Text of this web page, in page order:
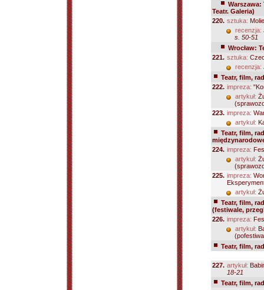
Warszawa:
Teatr. Galeria)
220. sztuka:
recenzja:
s. 50-51
Wrocław:
221. sztuka:
recenzja:
Teatr, film,
222. impreza:
artykuł:
223. impreza:
artykuł:
Teatr, film,
224. impreza:
artykuł:
225. impreza:
artykuł:
Teatr, film,
(festiwale,
226. impreza:
artykuł:
Teatr, film,
227. artykuł:
18-21
Teatr, film,